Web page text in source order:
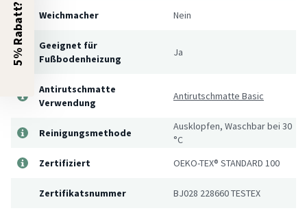
Weichmacher Nein
Geeignet für
Fußbodenheizung
Ja
Antirutschmatte
Verwendung
Antirutschmatte Basic
Reinigungsmethode
Ausklopfen, Waschbar bei 30
°C
Zertifiziert
OEKO-TEX® STANDARD 100
Zertifikatsnummer BJ028 228660 TESTEX
5% Rabatt?